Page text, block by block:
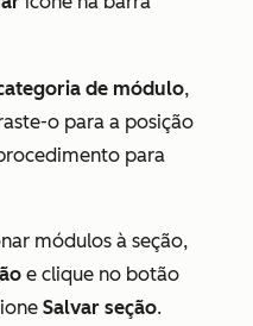
de módulo,
o para a posição
para
módulos à seção,
e clique no botão
Salvar seção.